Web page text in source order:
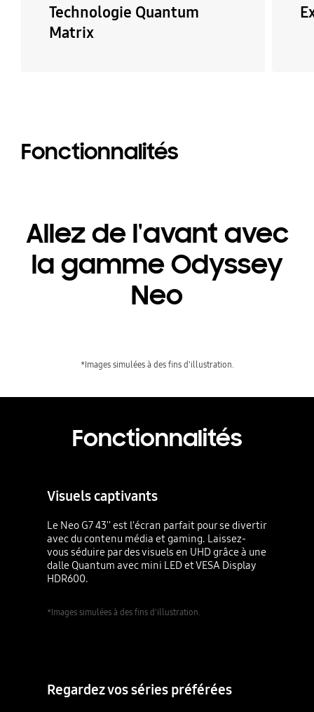
Technologie Quantum
Matrix
Fonctionnalités
Allez de l'avant avec
la gamme Odyssey
Neo
*Images simulées à des fins d'illustration.
Fonctionnalités
Visuels captivants
Le Neo G7 43'' est l'écran parfait pour se divertir
avec du contenu média et gaming. Laissez-
vous séduire par des visuels en UHD grâce à une
dalle Quantum avec mini LED et VESA Display
HDR600.
*Images simulées à des fins d'illustration.
Regardez vos séries préférées